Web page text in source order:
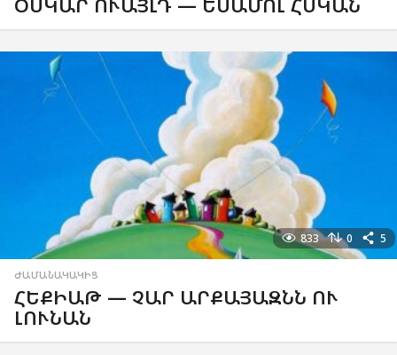
ՕՍԿԱՐ ՈՒԱՅԼԴ — ԵՍԱՄՈԼ ՀՍԿԱՆ
833 0 5
ԺԱՄԱՆԱԿԱԿԻՑ
ՀԵՔԻԱԹ — ՉԱՐ ԱՐՔԱՅԱԶՆՆ ՈՒ
ԼՈՒՆԱՆ